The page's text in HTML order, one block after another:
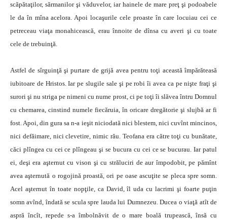
scăpătaţilor, sărmanilor şi văduvelor, iar hainele de mare preţ şi podoabele
le da în mîna acelora. Apoi locaşurile cele proaste în care locuiau cei ce
petreceau viaţa monahicească, erau înnoite de dînsa cu averi şi cu toate
cele de trebuinţă.
Astfel de sîrguinţă şi purtare de grijă avea pentru toţi această împărăteasă
iubitoare de Hristos. Iar pe slugile sale şi pe robi îi avea ca pe nişte fraţi şi
surori şi nu striga pe nimeni cu nume prost, ci pe toţi îi slăvea întru Domnul
cu chemarea, cinstind numele fiecăruia, în oricare dregătorie şi slujbă ar fi
fost. Apoi, din gura sa n-a ieşit niciodată nici blestem, nici cuvînt mincinos,
nici defăimare, nici clevetire, nimic rău. Teofana era către toţi cu bunătate,
căci plîngea cu cei ce plîngeau şi se bucura cu cei ce se bucurau. Iar patul
ei, deşi era aşternut cu vison şi cu străluciri de aur împodobit, pe pămînt
avea aşternută o rogojină proastă, ori pe oase ascuţite se pleca spre somn.
Acel aşternut în toate nopţile, ca David, îl uda cu lacrimi şi foarte puţin
somn avînd, îndată se scula spre lauda lui Dumnezeu. Ducea o viaţă atît de
aspră încît, repede s-a îmbolnăvit de o mare boală trupească, însă cu